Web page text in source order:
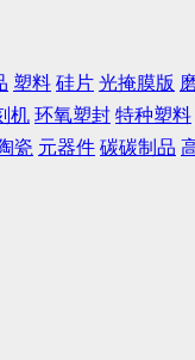
塑料 硅片 光掩膜版
机 环氧塑封 特种塑料
瓷 元器件 碳碳制品